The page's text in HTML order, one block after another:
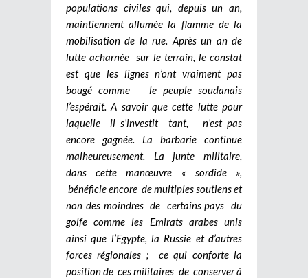
populations civiles qui, depuis un an,
maintiennent allumée la flamme de la
mobilisation de la rue. Après un an de
lutte acharnée sur le terrain, le constat
est que les lignes n’ont vraiment pas
bougé comme le peuple soudanais
l’espérait. A savoir que cette lutte pour
laquelle il s’investit tant, n’est pas
encore gagnée. La barbarie continue
malheureusement. La junte militaire,
dans cette manœuvre « sordide »,
bénéficie encore de multiples soutiens et
non des moindres de certains pays du
golfe comme les Emirats arabes unis
ainsi que l’Egypte, la Russie et d’autres
forces régionales ; ce qui conforte la
position de ces militaires de conserver à